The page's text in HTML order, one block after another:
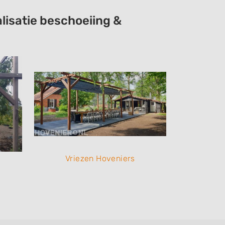
beschoeiing &
Vriezen Hoveniers